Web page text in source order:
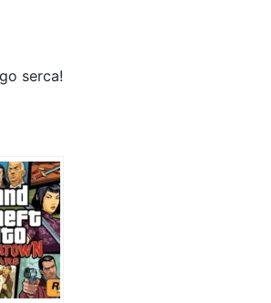
serca!